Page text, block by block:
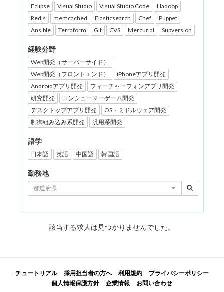
Eclipse
Visual Studio Visual Studio Code
Hadoop
Redis
memcached Elasticsearch Chef
Puppet
Ansible
Terraform Git CVS Mercurial Subversion
経験分野
Web開発（サーバーサイド）
Web開発（フロントエンド）
iPhoneアプリ開発
Androidアプリ開発
フィーチャーフォンアプリ開発
研究開発
コンシューマーゲーム開発
デスクトップアプリ開発
OS・ミドルウェア開発
制御組み込み系開発
汎用系開発
語学
日本語 英語 中国語 韓国語
勤務地
都道府県
該当する求人は見つかりませんでした。
チュートリアル 採用担当者の方へ 利用規約
プライバシーポリシー
個人情報保護方針
企業情報 お問い合わせ